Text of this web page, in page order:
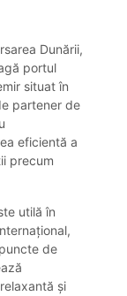
Dunării,
portul
situat în
partener de
eficientă a
precum
utilă în
de
și